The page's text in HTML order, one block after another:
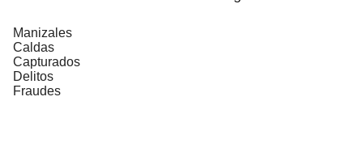
Manizales
Caldas
Capturados
Delitos
Fraudes